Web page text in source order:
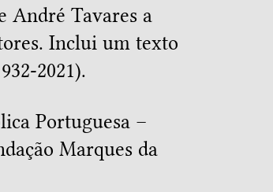
André Tavares a
Inclui um texto
2021).
Portuguesa –
Marques da